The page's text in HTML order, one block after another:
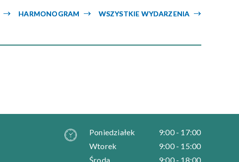
Miejsce WSZYSTKIE WYDARZENIA
HARMONOGRAM
Poniedziałek
9:00 - 17:00
Wtorek
9:00 - 15:00
Środa
9:00 - 18:00